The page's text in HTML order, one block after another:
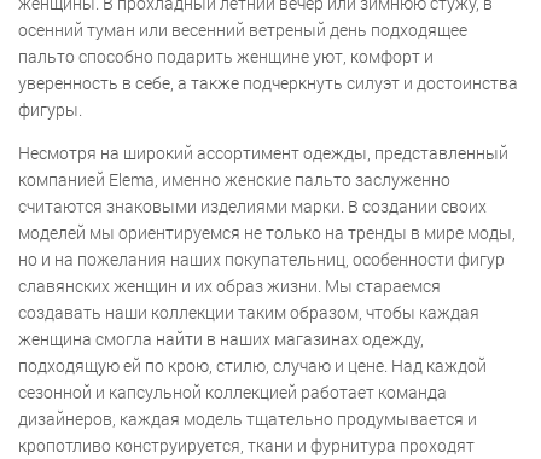
осенний туман или весенний ветреный день подходящее
пальто способно подарить женщине уют, комфорт и
уверенность в себе, а также подчеркнуть силуэт и достоинства
фигуры.
Несмотря на широкий ассортимент одежды, представленный
компанией Elema, именно женские пальто заслуженно
считаются знаковыми изделиями марки. В создании своих
моделей мы ориентируемся не только на тренды в мире моды,
но и на пожелания наших покупательниц, особенности фигур
славянских женщин и их образ жизни. Мы стараемся
создавать наши коллекции таким образом, чтобы каждая
женщина смогла найти в наших магазинах одежду,
подходящую ей по крою, стилю, случаю и цене. Над каждой
сезонной и капсульной коллекцией работает команда
дизайнеров, каждая модель тщательно продумывается и
кропотливо конструируется, ткани и фурнитура проходят